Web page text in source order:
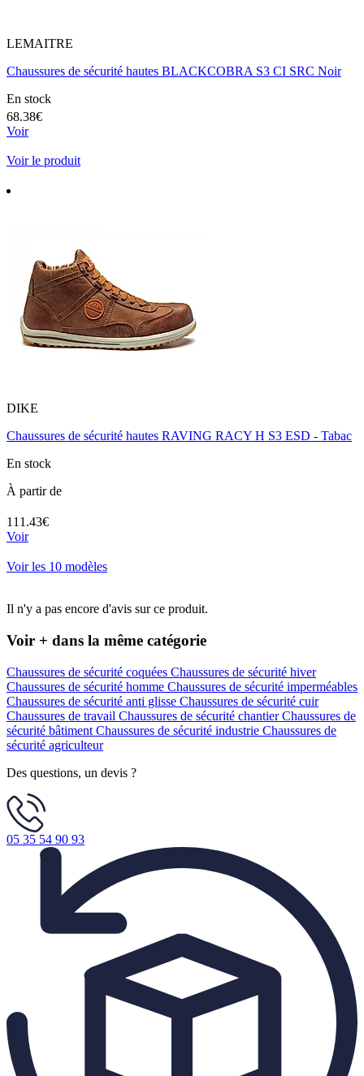
LEMAITRE
Chaussures de sécurité hautes BLACKCOBRA S3 CI SRC Noir
En stock
68.38€
Voir
Voir le produit
DIKE
Chaussures de sécurité hautes RAVING RACY H S3 ESD - Tabac
En stock
À partir de
111.43€
Voir
Voir les 10 modèles
Il n'y a pas encore d'avis sur ce produit.
Voir + dans la même catégorie
Chaussures de sécurité coquées Chaussures de sécurité hiver
Chaussures de sécurité homme Chaussures de sécurité imperméables
Chaussures de sécurité anti glisse Chaussures de sécurité cuir
Chaussures de travail Chaussures de sécurité chantierChaussures de
sécurité bâtiment Chaussures de sécurité industrie Chaussures de
sécurité agriculteur
Des questions, un devis ?
05 35 54 90 93